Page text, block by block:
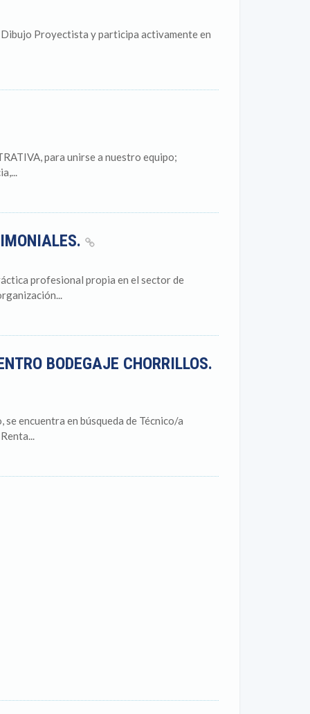
Proyectista y participa activamente en
para unirse a nuestro equipo;
profesional propia en el sector de
BODEGAJE CHORRILLOS.
encuentra en búsqueda de Técnico/a